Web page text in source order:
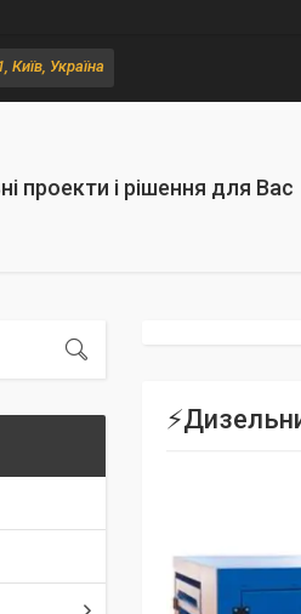
Україна
проекти і рішення для Вас